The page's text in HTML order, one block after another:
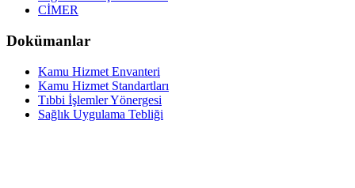
CİMER
Dokümanlar
Kamu Hizmet Envanteri
Kamu Hizmet Standartları
Tıbbi İşlemler Yönergesi
Sağlık Uygulama Tebliği